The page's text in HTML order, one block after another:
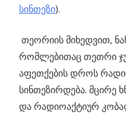
სინთეზი).
თეორიის მიხედვით,
რომლებითაც თეთრი
აფეთქების დროს
სინთეზირდება. მცირე
და რადიოაქტიურ